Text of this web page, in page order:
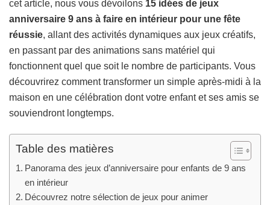
cet article, nous vous dévoilons 15 idées de jeux
anniversaire 9 ans à faire en intérieur pour une fête
réussie, allant des activités dynamiques aux jeux créatifs,
en passant par des animations sans matériel qui
fonctionnent quel que soit le nombre de participants. Vous
découvrirez comment transformer un simple après-midi à la
maison en une célébration dont votre enfant et ses amis se
souviendront longtemps.
Table des matières
Panorama des jeux d’anniversaire pour enfants de 9 ans
en intérieur
Découvrez notre sélection de jeux pour animer